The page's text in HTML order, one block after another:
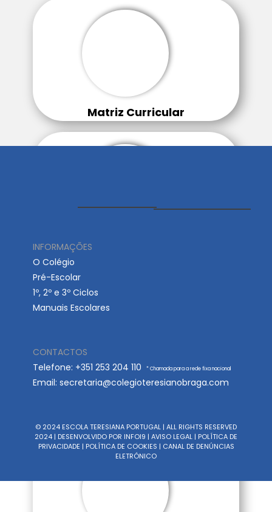
Matriz Curricular
Lista de Material
INFORMAÇÕES
O Colégio
Pré-Escolar
1º, 2º e 3º Ciclos
Manuais Escolares
CONTA​​CT​​​​OS
Telefone: +351 253 204 110
* Chamada para a rede fixa nacional
Email: ​secretaria@colegioteresianobraga.com
© 2024 ESCOLA TERESIANA PORTUGAL | ALL RIGHTS RESERVED
2024 | DESENVOLVIDO POR INFOI9 | AVISO LEGAL | POLÍTICA DE
PRIVACIDADE | POLÍTICA DE COOKIES | CANAL DE ​​DENÚNCIAS
ELETRÓNICO